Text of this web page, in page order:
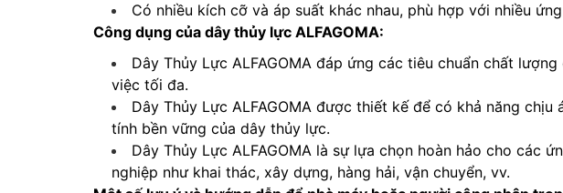
Có nhiều kích cỡ và áp suất khác nhau, phù hợp với nhiều
Công dụng của dây thủy lực ALFAGOMA:
Dây Thủy Lực ALFAGOMA đáp ứng các tiêu chuẩn chất
việc tối đa.
Dây Thủy Lực ALFAGOMA được thiết kế để có khả năng
tính bền vững của dây thủy lực.
Dây Thủy Lực ALFAGOMA là sự lựa chọn hoàn hảo cho các
nghiệp như khai thác, xây dựng, hàng hải, vận chuyển, vv.